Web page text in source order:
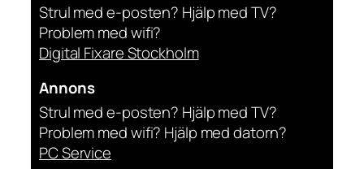
Strul med e-posten? Hjälp med TV?
Problem med wifi?
Digital Fixare Stockholm
Annons
Strul med e-posten? Hjälp med TV?
Problem med wifi? Hjälp med datorn?
PC Service